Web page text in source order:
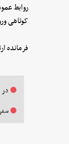
کوتاهی
فرمانده
در